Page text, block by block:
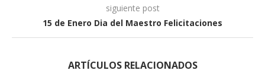
siguiente post
15 de Enero Dia del Maestro Felicitaciones
ARTÍCULOS RELACIONADOS